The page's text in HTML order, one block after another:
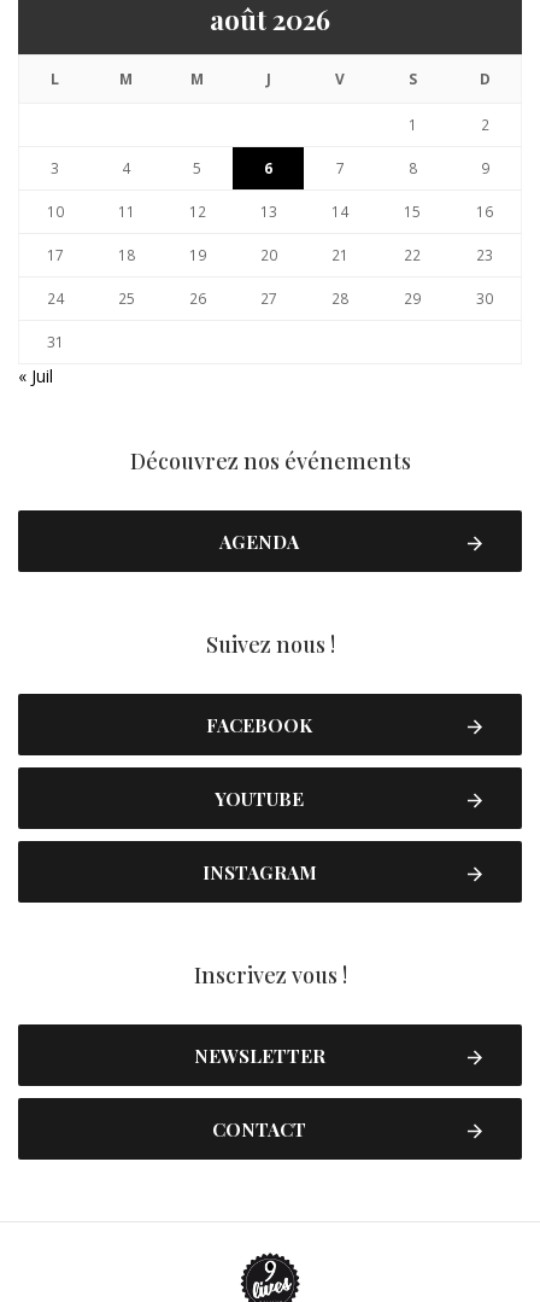
août 2026
L M M J V S D
1 2
3 4 5 6 7 8 9
10 11 12 13 14 15 16
17 18 19 20 21 22 23
24 25 26 27 28 29 30
31
« Juil
Découvrez nos événements
AGENDA
Suivez nous !
FACEBOOK
YOUTUBE
INSTAGRAM
Inscrivez vous !
NEWSLETTER
CONTACT